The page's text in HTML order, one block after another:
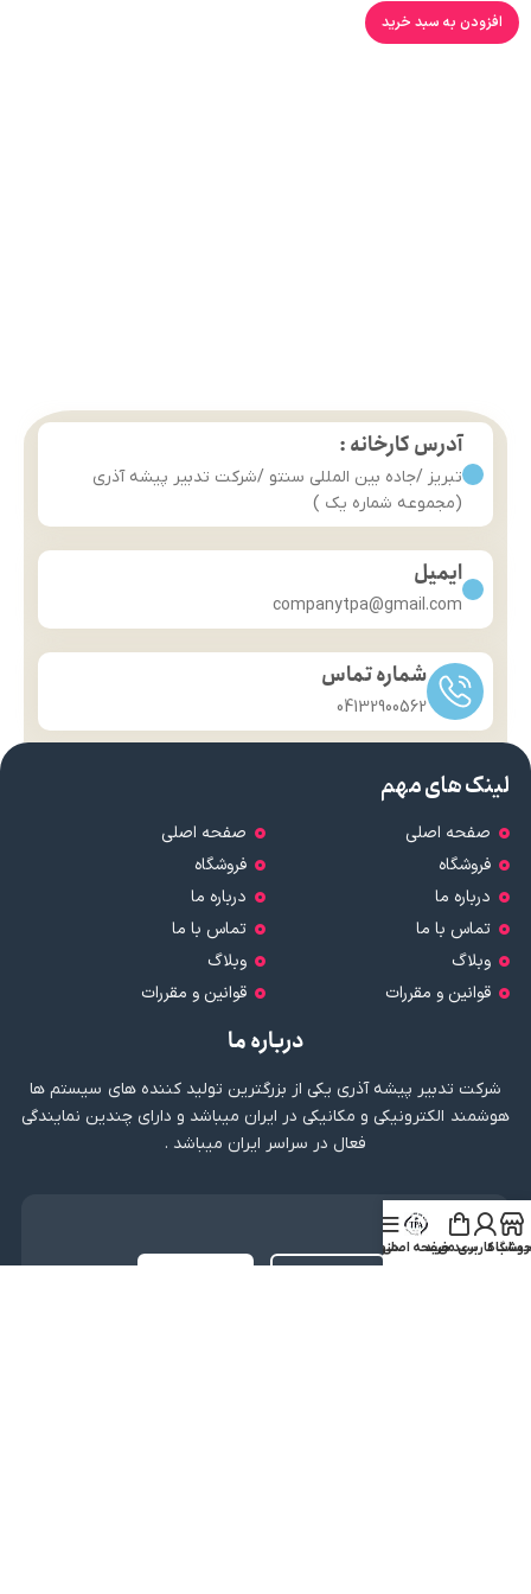
افزودن به سبد خرید
آدرس کارخانه :
تبریز /جاده بین المللی سنتو /شرکت تدبیر پیشه آذری
(مجموعه شماره یک )
ایمیل
companytpa@gmail.com
شماره تماس
04132900562
لینک های مهم
صفحه اصلی
فروشگاه
درباره ما
تماس با ما
وبلاگ
قوانین و مقررات
صفحه اصلی
فروشگاه
درباره ما
تماس با ما
وبلاگ
قوانین و مقررات
درباره ما
شرکت تدبیر پیشه آذری یکی از بزرگترین تولید کننده های سیستم ها
هوشمند الکترونیکی و مکانیکی در ایران میباشد و دارای چندین نمایندگی
فعال در سراسر ایران میباشد .
دریافت اپلیکیشن
حساب کاربری من
سبد خریدصفحه اصلی
منو